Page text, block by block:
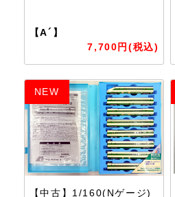
【A´】
7,700円(税込)
NEW
【中古】1/160(Nゲージ)